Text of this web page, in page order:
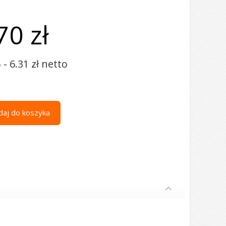
zł
- 6.31 zł netto
do koszyka